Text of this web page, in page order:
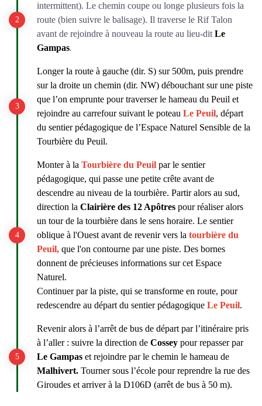
intermittent). Le chemin coupe ou longe plusieurs fois la
route (bien suivre le balisage). Il traverse le Rif Talon
avant de rejoindre à nouveau la route au lieu-ditLe
Gampas.
Longer la route à gauche (dir. S) sur 500m, puis prendre
sur la droite un chemin (dir. NW) débouchant sur une piste
que l’on emprunte pour traverser le hameau du Peuil et
rejoindre au carrefour suivant le poteau Le Peuil, départ
du sentier pédagogique de l’Espace Naturel Sensible de la
Tourbière du Peuil.
Monter à la Tourbière du Peuil par le sentier
pédagogique, qui passe une petite crête avant de
descendre au niveau de la tourbière. Partir alors au sud,
direction la Clairière des 12 Apôtres pour réaliser alors
un tour de la tourbière dans le sens horaire. Le sentier
oblique à l'Ouest avant de revenir vers la tourbière du
Peuil, que l'on contourne par une piste. Des bornes
donnent de précieuses informations sur cet Espace
Naturel.
Continuer par la piste, qui se transforme en route, pour
redescendre au départ du sentier pédagogique Le Peuil.
Revenir alors à l’arrêt de bus de départ par l’itinéraire pris
à l’aller : suivre la direction de Cossey pour repasser par
Le Gampas et rejoindre par le chemin le hameau de
Malhivert. Tourner sous l’école pour reprendre la rue des
Giroudes et arriver à la D106D (arrêt de bus à 50 m).